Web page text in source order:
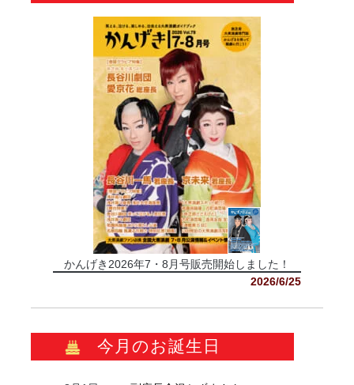
かんげき2026年7・8月号販売開始しました！
2026/6/25
今月のお誕生日